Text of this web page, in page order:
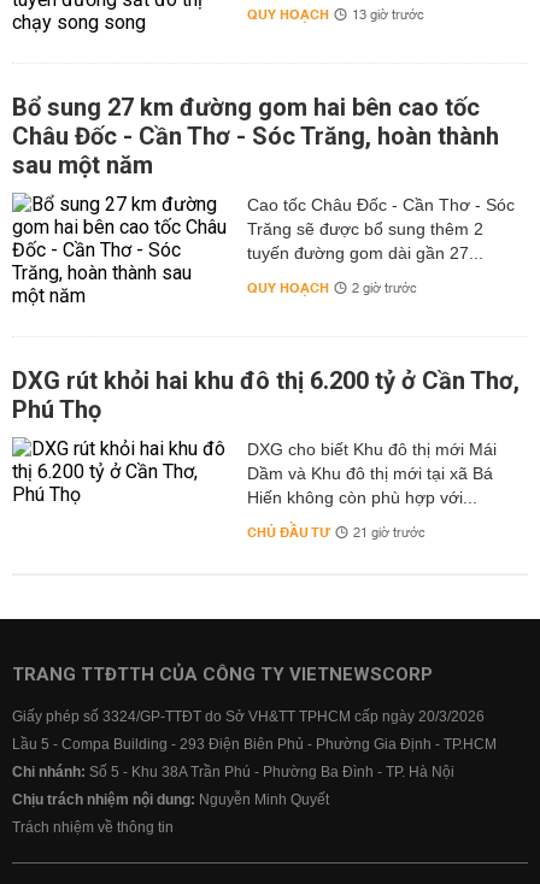
QUY HOẠCH 13 giờ trước
Bổ sung 27 km đường gom hai bên cao tốc
Châu Đốc - Cần Thơ - Sóc Trăng, hoàn thành
sau một năm
Cao tốc Châu Đốc - Cần Thơ - Sóc
Trăng sẽ được bổ sung thêm 2
tuyến đường gom dài gần 27...
QUY HOẠCH 2 giờ trước
DXG rút khỏi hai khu đô thị 6.200 tỷ ở Cần Thơ,
Phú Thọ
DXG cho biết Khu đô thị mới Mái
Dầm và Khu đô thị mới tại xã Bá
Hiến không còn phù hợp với...
CHỦ ĐẦU TƯ 21 giờ trước
TRANG TTĐTTH CỦA CÔNG TY VIETNEWSCORP
Giấy phép số 3324/GP-TTĐT do Sở VH&TT TPHCM cấp ngày 20/3/2026
Lầu 5 - Compa Building - 293 Điện Biên Phủ - Phường Gia Định - TP.HCM
Chi nhánh: Số 5 - Khu 38A Trần Phú - Phường Ba Đình - TP. Hà Nội
Chịu trách nhiệm nội dung: Nguyễn Minh Quyết
Trách nhiệm về thông tin